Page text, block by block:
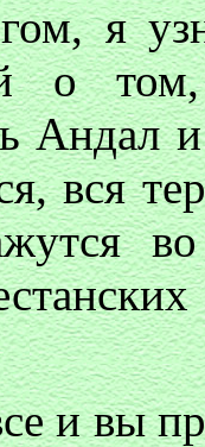
я
о
Андал
вся
и вы